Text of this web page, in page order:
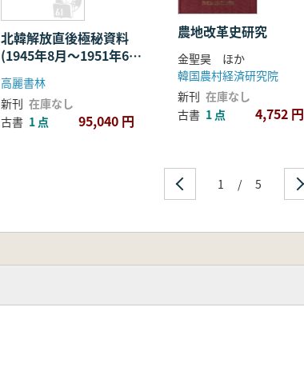
北韓解放直後極秘資料
(1945年8月〜1951年6
月) 1〜6 全6巻 (影
印)
高麗書林
新刊 在庫なし
古書 1 点 95,040 円
農地改革史研究
金聖昊 ほか
韓国農村経済研究院
新刊 在庫なし
古書 1 点 4,752 円
1 / 5